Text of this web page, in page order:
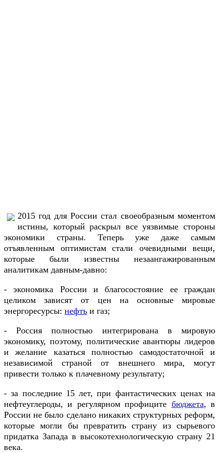
2015 год для России стал своеобразным моментом
истины, который раскрыл все уязвимые стороны
экономики страны. Теперь уже даже самым
отъявленным оптимистам стали очевидными вещи,
которые были известны незаангажированным
аналитикам давным-давно:
- экономика России и благосостояние ее граждан
целиком зависят от цен на основные мировые
энергоресурсы: нефть и газ;
- Россия полностью интегрирована в мировую
экономику, поэтому, политические авантюры лидеров
и желание казаться полностью самодостаточной и
независимой страной от внешнего мира, могут
привести только к плачевному результату;
- за последние 15 лет, при фантастических ценах на
нефтеуглероды, и регулярном профиците бюджета, в
России не было сделано никаких структурных реформ,
которые могли бы превратить страну из сырьевого
придатка Запада в высокотехнологическую страну 21
века.